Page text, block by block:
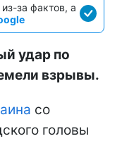
за фактов, а
удар по
взрывы.
со
головы